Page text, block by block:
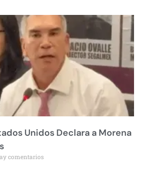
Unidos Declara a Morena
comentarios